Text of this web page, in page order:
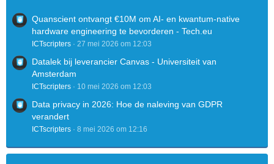
Quanscient ontvangt €10M om AI- en kwantum-native
hardware engineering te bevorderen - Tech.eu
ICTscripters 27 mei 2026 om 12:03
Datalek bij leverancier Canvas - Universiteit van
Amsterdam
ICTscripters 10 mei 2026 om 12:03
Data privacy in 2026: Hoe de naleving van GDPR
verandert
ICTscripters 8 mei 2026 om 12:16